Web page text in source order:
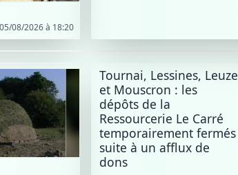
08/2026 à 18:20
Tournai, Lessines, Leuze
et Mouscron : les
dépôts de la
Ressourcerie Le Carré
temporairement fermés
suite à un afflux de
dons